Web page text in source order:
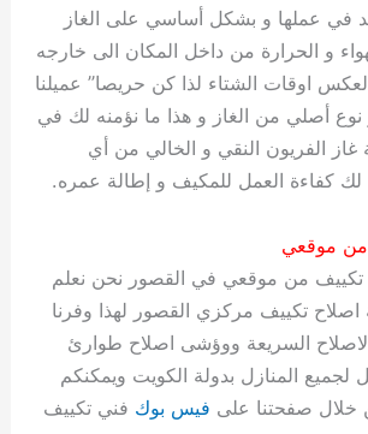
في عملها و بشكل أساسي على الغاز
و الحرارة من داخل المكان الى خارجه
اوقات الشتاء لذا كن حريصا” عميلنا
نوع أصلي من الغاز و هذا ما نؤمنه لك في
غاز الفريون النقي و الخالي من أي
كفاءة العمل للمكيف و إطالة عمره.
موقعي
من موقعي في القصور نحن نعلم
تكييف مركزي القصور لهذا وفرنا
السريعة ووؤشى اصلاح طوارئ
المنازل بدولة الكويت ويمكنكم
خلال صفحتنا على فيس بوك فني تكييف